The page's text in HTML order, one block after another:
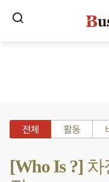
전체 활동
[Who Is ?]